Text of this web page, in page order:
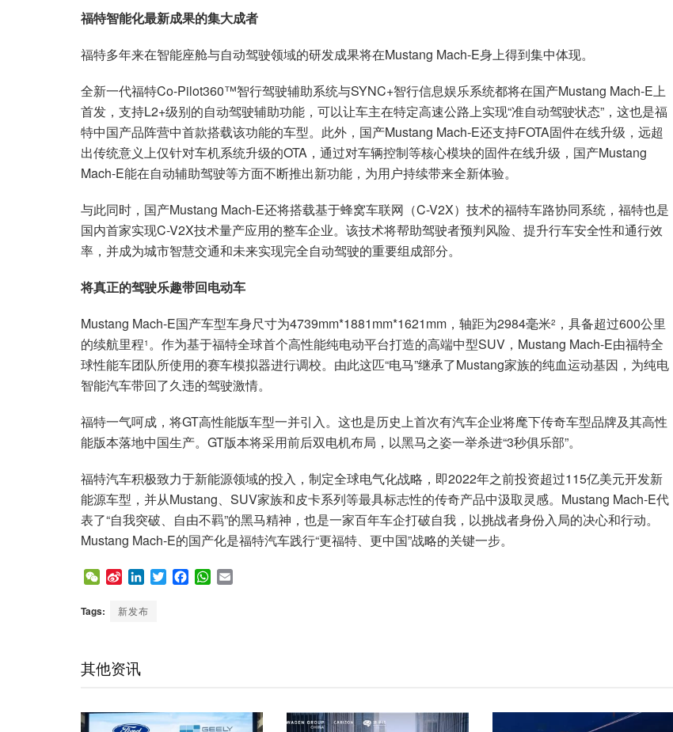
福特智能化最新成果的集大成者
福特多年来在智能座舱与自动驾驶领域的研发成果将在Mustang Mach-E身上得到集中体现。
全新一代福特Co-Pilot360™智行驾驶辅助系统与SYNC+智行信息娱乐系统都将在国产Mustang Mach-E上
首发，支持L2+级别的自动驾驶辅助功能，可以让车主在特定高速公路上实现“准自动驾驶状态”，这也是福
特中国产品阵营中首款搭载该功能的车型。此外，国产Mustang Mach-E还支持FOTA固件在线升级，远超
出传统意义上仅针对车机系统升级的OTA，通过对车辆控制等核心模块的固件在线升级，国产Mustang
Mach-E能在自动辅助驾驶等方面不断推出新功能，为用户持续带来全新体验。
与此同时，国产Mustang Mach-E还将搭载基于蜂窝车联网（C-V2X）技术的福特车路协同系统，福特也是
国内首家实现C-V2X技术量产应用的整车企业。该技术将帮助驾驶者预判风险、提升行车安全性和通行效
率，并成为城市智慧交通和未来实现完全自动驾驶的重要组成部分。
将真正的驾驶乐趣带回电动车
Mustang Mach-E国产车型车身尺寸为4739mm*1881mm*1621mm，轴距为2984毫米2 ，具备超过600公里
的续航里程1 。作为基于福特全球首个高性能纯电动平台打造的高端中型SUV，Mustang Mach-E由福特全
球性能车团队所使用的赛车模拟器进行调校。由此这匹“电马”继承了Mustang家族的纯血运动基因，为纯电
智能汽车带回了久违的驾驶激情。
福特一气呵成，将GT高性能版车型一并引入。这也是历史上首次有汽车企业将麾下传奇车型品牌及其高性
能版本落地中国生产。GT版本将采用前后双电机布局，以黑马之姿一举杀进“3秒俱乐部”。
福特汽车积极致力于新能源领域的投入，制定全球电气化战略，即2022年之前投资超过115亿美元开发新
能源车型，并从Mustang、SUV家族和皮卡系列等最具标志性的传奇产品中汲取灵感。Mustang Mach-E代
表了“自我突破、自由不羁”的黑马精神，也是一家百年车企打破自我，以挑战者身份入局的决心和行动。
Mustang Mach-E的国产化是福特汽车践行“更福特、更中国”战略的关键一步。
W
C
S
n
i
L
n
T
F
W
Tags: 新发布
其他资讯